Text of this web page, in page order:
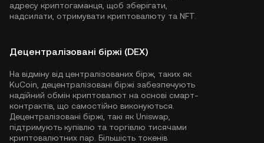
адресу криптогаманця, щоб зберігати,
надсилати, отримувати криптовалюту та NFT.
Децентралізовані біржі (DEX)
На відміну від централізованих бірж, таких як
KuCoin, децентралізовані біржі забезпечують
надійний обмін криптовалют на основі смарт-
контрактів, що самостійно виконуються.
Децентралізовані біржі, такі як Uniswap,
підтримують купівлю та торгівлю тисячами
криптовалютних пар. Більшість токенів